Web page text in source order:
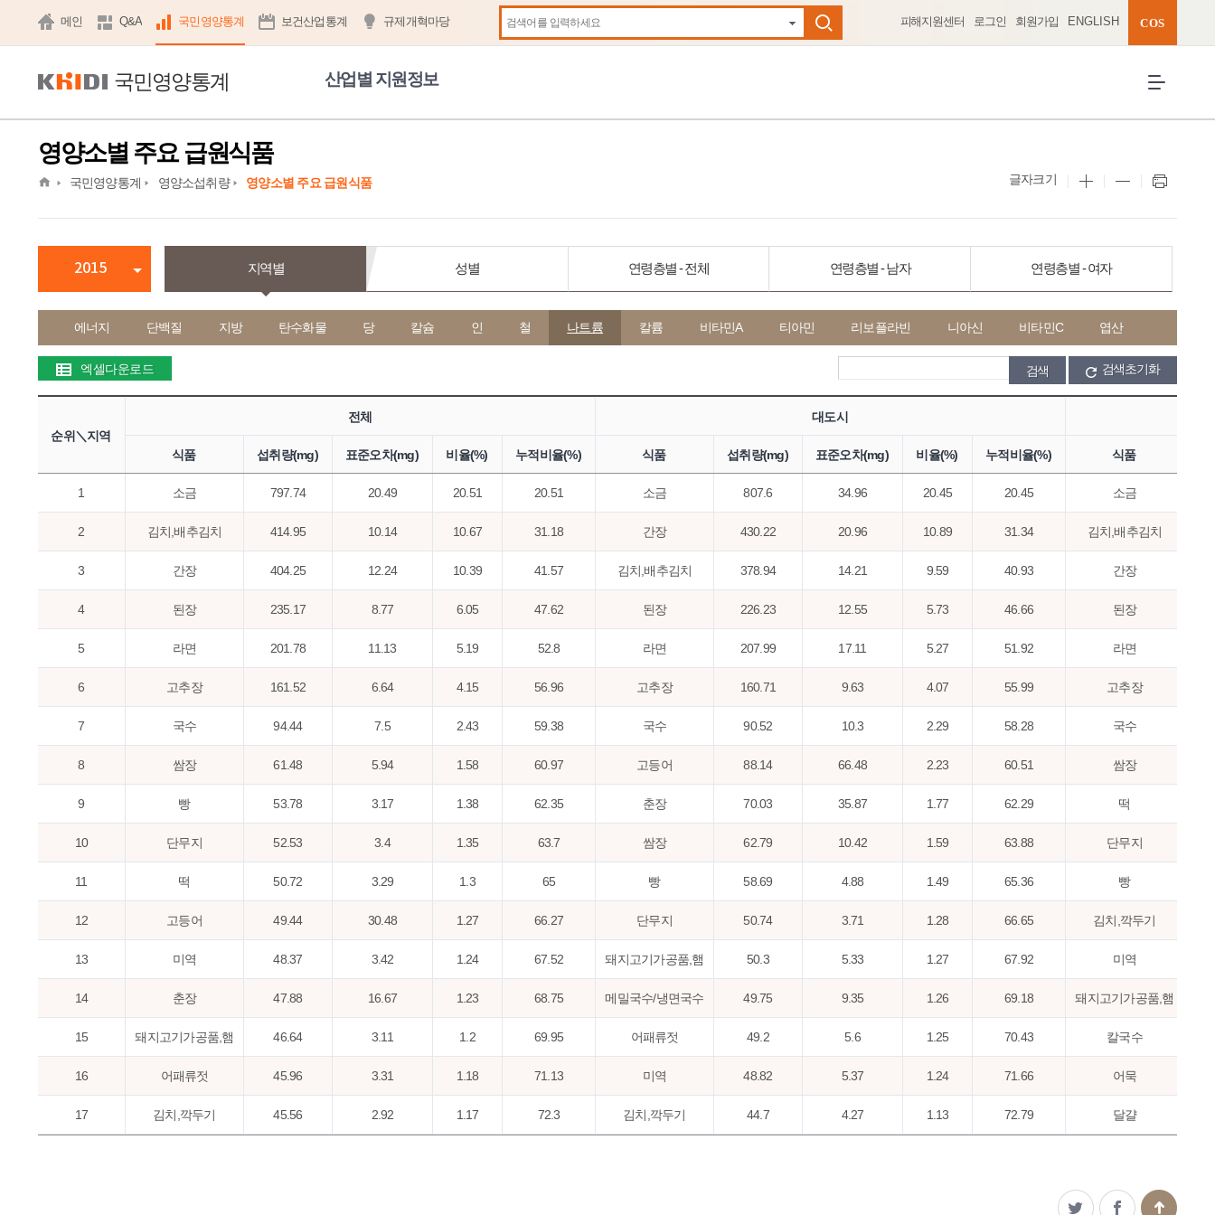
메인 Q&A 국민영양통계 보건산업통계 규제개혁마당
자동완성 펼치기
검색
피해지원센터 로그인 회원가입 ENGLISH COS
국민영양통계 산업별 지원정보
영양소별 주요 급원식품
home국민영양통계 영양소섭취량 영양소별 주요 급원식품 글자크기
2015 지역별 성별 연령층별 - 전체 연령층별 - 남자 연령층별 - 여자
에너지 단백질 지방 탄수화물 당 칼슘 인 철 나트륨 칼륨 비타민A 티아민 리보플라빈 니아신 비타민C 엽산
엑셀다운로드 검색초기화
순위＼지역
전체 대도시
식품 섭취량(mg) 표준오차(mg) 비율(%) 누적비율(%) 식품 섭취량(mg) 표준오차(mg) 비율(%) 누적비율(%) 식품
1 소금 797.74 20.49 20.51 20.51 소금 807.6 34.96 20.45 20.45 소금
2 김치,배추김치 414.95 10.14 10.67 31.18 간장 430.22 20.96 10.89 31.34 김치,배추김치
3 간장 404.25 12.24 10.39 41.57 김치,배추김치 378.94 14.21 9.59 40.93 간장
4 된장 235.17 8.77 6.05 47.62 된장 226.23 12.55 5.73 46.66 된장
5 라면 201.78 11.13 5.19 52.8 라면 207.99 17.11 5.27 51.92 라면
6 고추장 161.52 6.64 4.15 56.96 고추장 160.71 9.63 4.07 55.99 고추장
7 국수 94.44 7.5 2.43 59.38 국수 90.52 10.3 2.29 58.28 국수
8 쌈장 61.48 5.94 1.58 60.97 고등어 88.14 66.48 2.23 60.51 쌈장
9 빵 53.78 3.17 1.38 62.35 춘장 70.03 35.87 1.77 62.29 떡
10 단무지 52.53 3.4 1.35 63.7 쌈장 62.79 10.42 1.59 63.88 단무지
11 떡 50.72 3.29 1.3 65 빵 58.69 4.88 1.49 65.36 빵
12 고등어 49.44 30.48 1.27 66.27 단무지 50.74 3.71 1.28 66.65 김치,깍두기
13 미역 48.37 3.42 1.24 67.52 돼지고기가공품,햄 50.3 5.33 1.27 67.92 미역
14 춘장 47.88 16.67 1.23 68.75 메밀국수/냉면국수 49.75 9.35 1.26 69.18 돼지고기가공품,햄
15 돼지고기가공품,햄 46.64 3.11 1.2 69.95 어패류젓 49.2 5.6 1.25 70.43 칼국수
16 어패류젓 45.96 3.31 1.18 71.13 미역 48.82 5.37 1.24 71.66 어묵
17 김치,깍두기 45.56 2.92 1.17 72.3 김치,깍두기 44.7 4.27 1.13 72.79 달걀
메밀국수/냉면국수